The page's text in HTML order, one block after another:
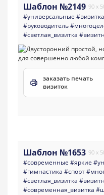
Шаблон №2149 90 x
#универсальные #визитка
#руководитель
#светлая_визитка
заказать печать
визиток
Шаблон №1653 90 x
#современные #яркие
#гимнастика #спорт
#светлая_визитка
#современная_визитка